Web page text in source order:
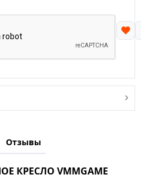
Отзывы
КРЕСЛО VMMGAME